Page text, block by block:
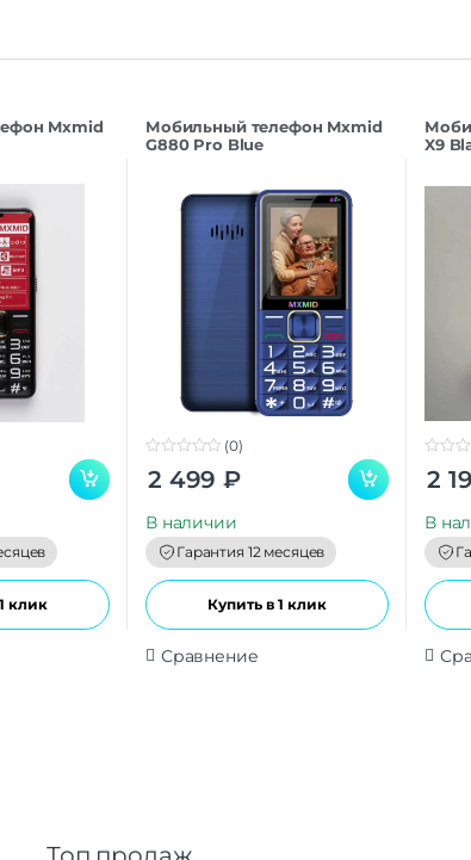
Mxmid
клик
Мобильный телефон Mxmid
G880 Pro Blue
o
o
(0)
2 499 ₽
В наличии
Гарантия 12 месяцев
Купить в 1 клик
Сравнение
X9
o
o
2
В